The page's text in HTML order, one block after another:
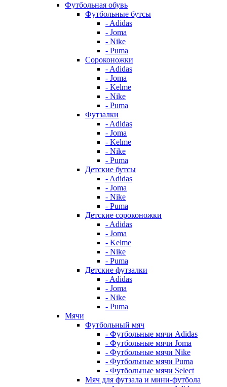
Футбольная обувь
Футбольные бутсы
- Adidas
- Joma
- Nike
- Puma
Сороконожки
- Adidas
- Joma
- Kelme
- Nike
- Puma
Футзалки
- Adidas
- Joma
- Kelme
- Nike
- Puma
Детские бутсы
- Adidas
- Joma
- Nike
- Puma
Детские сороконожки
- Adidas
- Joma
- Kelme
- Nike
- Puma
Детские футзалки
- Adidas
- Joma
- Nike
- Puma
Мячи
Футбольный мяч
- Футбольные мячи Adidas
- Футбольные мячи Joma
- Футбольные мячи Nike
- Футбольные мячи Puma
- Футбольные мячи Select
Мяч для футзала и мини-футбола